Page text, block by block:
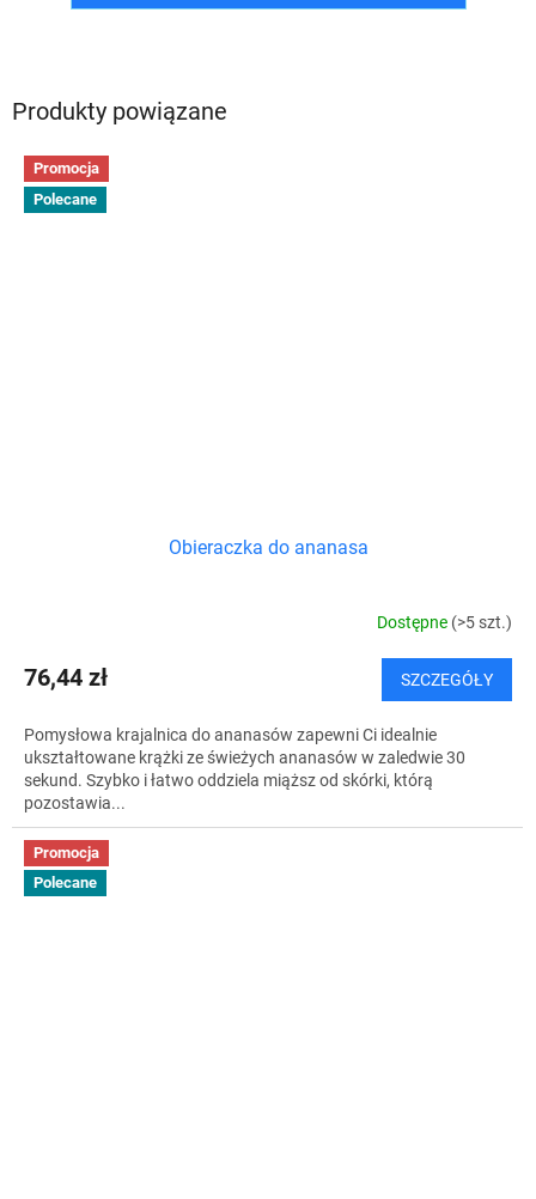
Produkty powiązane
Promocja
Polecane
Obieraczka do ananasa
Dostępne (>5 szt.)
76,44 zł SZCZEGÓŁY
Pomysłowa krajalnica do ananasów zapewni Ci idealnie
ukształtowane krążki ze świeżych ananasów w zaledwie 30
sekund. Szybko i łatwo oddziela miąższ od skórki, którą
pozostawia...
Promocja
Polecane